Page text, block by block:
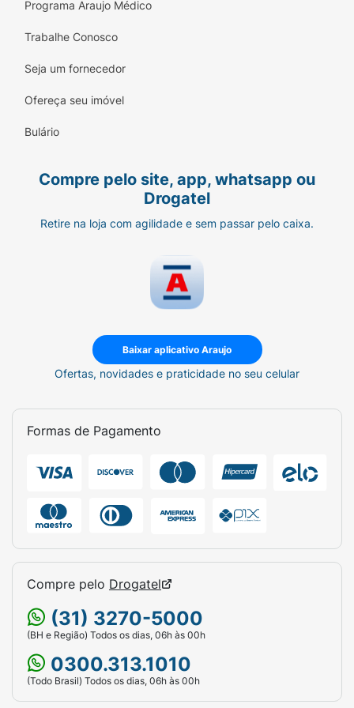
a contraturas musculares, incluindo cefaléia
PODE TRAZER ALGUNS RISCOS. Leia
atentamente a bula. SE PERSISTIREM OS
SINTOMAS, O MÉDICO DEVERÁ SER
CONSULTADO. Referências: 1. Bula de Dorflex.
Programa Araujo Médico
Trabalhe Conosco
Seja um fornecedor
Ofereça seu imóvel
Bulário
Compre pelo site, app, whatsapp ou
Drogatel
Retire na loja com agilidade e sem passar pelo caixa.
Baixar aplicativo Araujo
Ofertas, novidades e praticidade no seu celular
Formas de Pagamento
Compre pelo Drogatel
(31) 3270-5000
(BH e Região) Todos os dias, 06h às 00h
0300.313.1010
(Todo Brasil) Todos os dias, 06h às 00h